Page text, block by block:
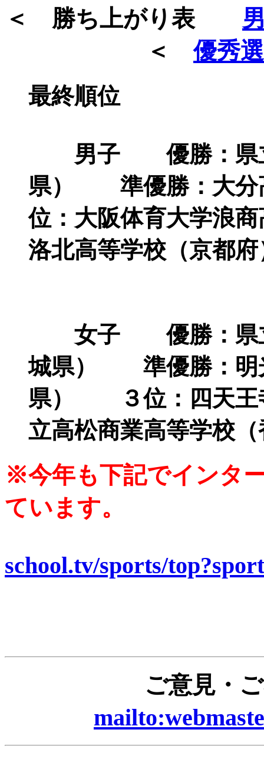
＜ 勝ち上がり表
＜優秀
最終順位
男子 優勝：県立
県） 準優勝：大
位：大阪体育大学浪
洛北高等学校（京都府
女子 優勝：県立
城県） 準優勝：明
県） ３位：四天王
立高松商業高等学校
※今年も下記でインタ
ています。
school.tv/sports/
ご意見・